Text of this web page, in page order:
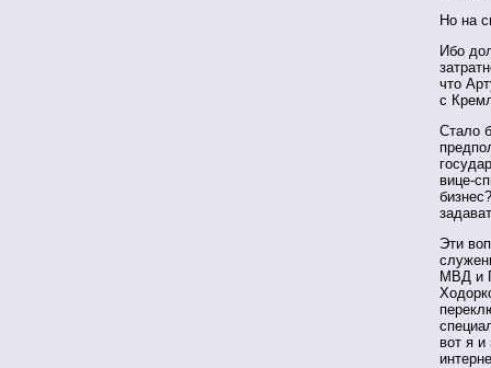
Но на
Ибо
что
с
Стало
вице-
Эти
МВД и
вот я